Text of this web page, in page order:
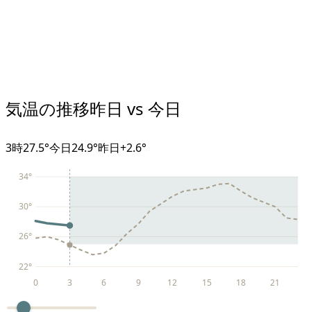
気温の推移昨日 vs 今日
3時27.5°今日24.9°昨日+2.6°
22°
26°
30°
34°
0 3 6 9 12 15 18 21